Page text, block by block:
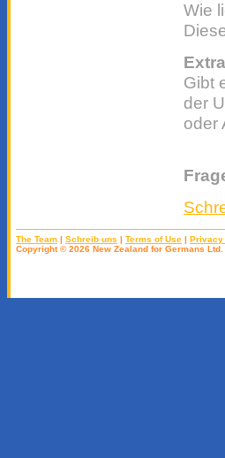
Wie
Gibt
der
oder
The Team | Schreib uns | Terms of Use | Privacy
Copyright © 2026 New Zealand for Germans